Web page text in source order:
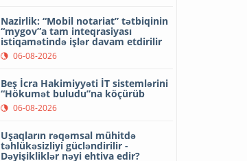
Nazirlik: “Mobil notariat” tətbiqinin
“mygov”a tam inteqrasiyası
istiqamətində işlər davam etdirilir
06-08-2026
Beş İcra Hakimiyyəti İT sistemlərini
“Hökumət buludu”na köçürüb
06-08-2026
Uşaqların rəqəmsal mühitdə
təhlükəsizliyi gücləndirilir -
Dəyişikliklər nəyi ehtiva edir?